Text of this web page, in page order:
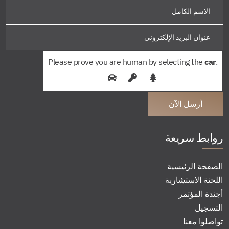
Please prove you are human by selecting the car.
روابط سريعة
الصفحة الرئيسية
اللجنة الاستشارية
أجندة المؤتمر
التسجيل
تواصلوا معنا